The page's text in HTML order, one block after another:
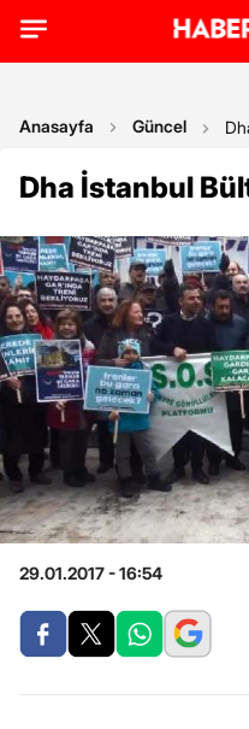
Anasayfa Güncel
Dha İstanbul
29.01.2017 - 16:54